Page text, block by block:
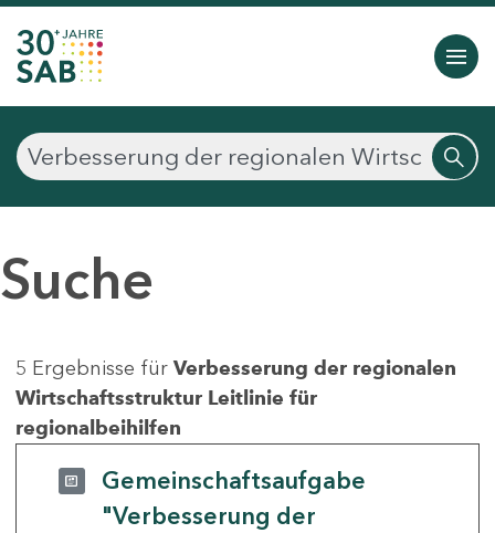
Suche
5 Ergebnisse für Verbesserung der regionalen
Wirtschaftsstruktur Leitlinie für
regionalbeihilfen
Gemeinschaftsaufgabe
"Verbesserung der